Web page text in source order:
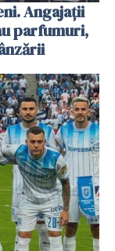
Angajații
parfumuri,